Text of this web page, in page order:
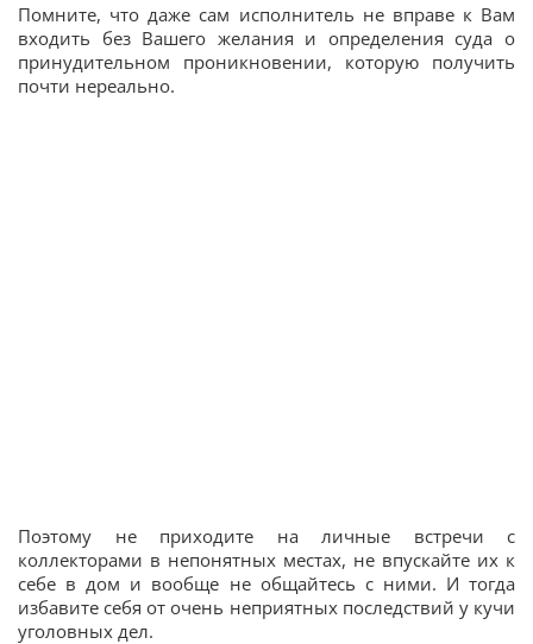
Помните, что даже сам исполнитель не вправе к Вам
входить без Вашего желания и определения суда о
принудительном проникновении, которую получить
почти нереально.
Поэтому не приходите на личные встречи с
коллекторами в непонятных местах, не впускайте их к
себе в дом и вообще не общайтесь с ними. И тогда
избавите себя от очень неприятных последствий у кучи
уголовных дел.